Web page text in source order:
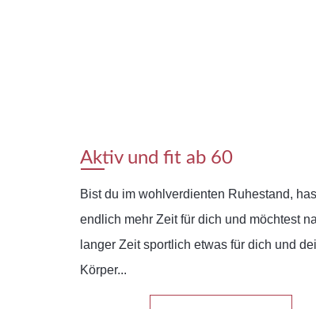
Aktiv und fit ab 60
Bist du im wohlverdienten Ruhestand,
endlich mehr Zeit für dich und möchtest
langer Zeit sportlich etwas für dich und
Körper...